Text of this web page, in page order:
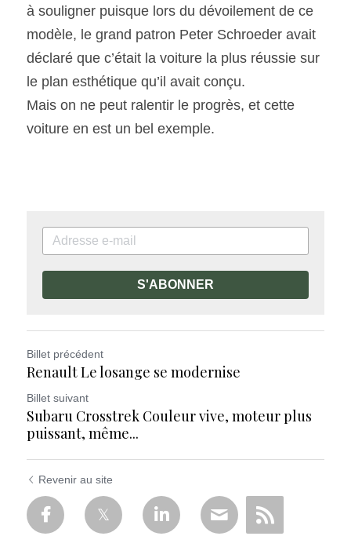
à souligner puisque lors du dévoilement de ce
modèle, le grand patron Peter Schroeder avait
déclaré que c’était la voiture la plus réussie sur
le plan esthétique qu’il avait conçu.
Mais on ne peut ralentir le progrès, et cette
voiture en est un bel exemple.
S'ABONNER
Billet précédent
Renault Le losange se modernise
Billet suivant
Subaru Crosstrek Couleur vive, moteur plus
puissant, même...
Revenir au site